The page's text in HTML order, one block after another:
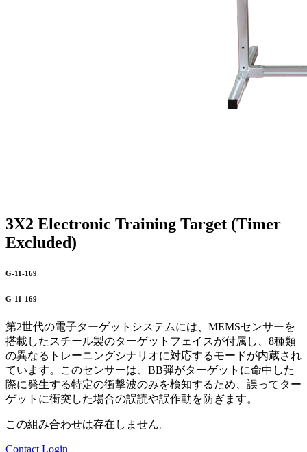
3X2 Electronic Training Target (Timer
Excluded)
G-11-169
G-11-169
第2世代の電子ターゲットシステムには、MEMSセンサーを
搭載したスチール製のターゲットフェイスが付属し、8種類
の異なるトレーニングシナリオに対応するモードが内蔵され
ています。このセンサーは、BB弾がターゲットに命中した
際に発生する特定の衝撃波のみを検知するため、誤ってター
ゲットに衝突した場合の誤読や誤作動を防ぎます。
この組み合わせは存在しません。
Contact Login